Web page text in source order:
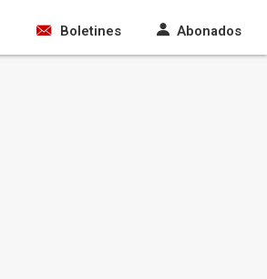
Boletines Abonados